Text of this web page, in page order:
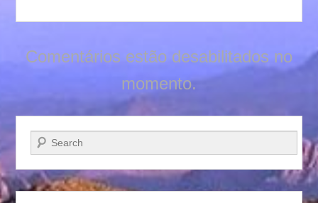
Comentários estão desabilitados no
momento.
Pesquisar…